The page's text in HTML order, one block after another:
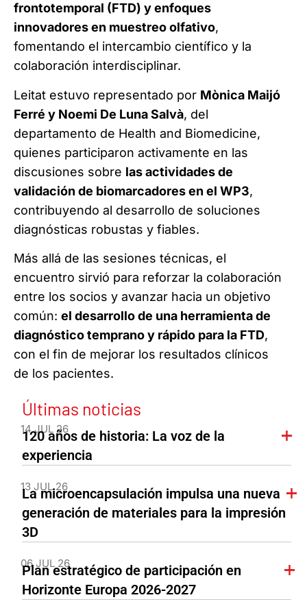
frontotemporal (FTD) y enfoques
innovadores en muestreo olfativo,
fomentando el intercambio científico y la
colaboración interdisciplinar.
Leitat estuvo representado por Mònica Maijó
Ferré y Noemi De Luna Salvà, del
departamento de Health and Biomedicine,
quienes participaron activamente en las
discusiones sobre las actividades de
validación de biomarcadores en el WP3,
contribuyendo al desarrollo de soluciones
diagnósticas robustas y fiables.
Más allá de las sesiones técnicas, el
encuentro sirvió para reforzar la colaboración
entre los socios y avanzar hacia un objetivo
común: el desarrollo de una herramienta de
diagnóstico temprano y rápido para la FTD,
con el fin de mejorar los resultados clínicos
de los pacientes.
Últimas noticias
14 JUL 26
120 años de historia: La voz de la
experiencia
13 JUL 26
La microencapsulación impulsa una nueva
generación de materiales para la impresión
3D
06 JUL 26
Plan estratégico de participación en
Horizonte Europa 2026-2027